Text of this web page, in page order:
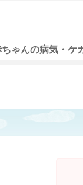
ちゃんの病気・ケ